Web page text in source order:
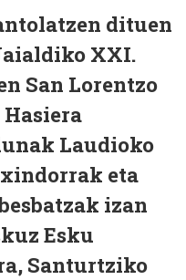
dituen
XXI.
San Lorentzo
Laudioko
eta
izan
Esku
Santurtziko